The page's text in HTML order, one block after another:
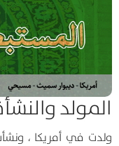
المولد
ولدت في أمريكا ،